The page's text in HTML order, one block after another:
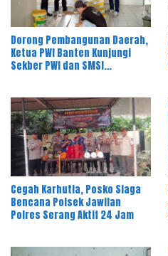
Dorong Pembangunan Daerah,
Ketua PWI Banten Kunjungi
Sekber PWI dan SMSI
Cegah Karhutla, Posko Siaga
Bencana Polsek Jawilan
Polres Serang Aktif 24 Jam